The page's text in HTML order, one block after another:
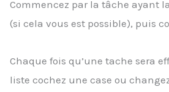
Commencez par la tâche ayant
(si cela vous est possible), puis
Chaque fois qu’une tache sera
liste cochez une case ou